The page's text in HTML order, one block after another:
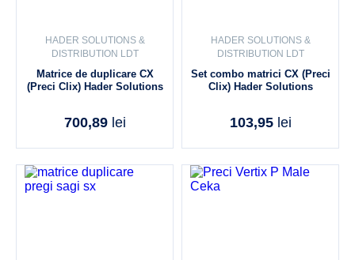
HADER SOLUTIONS &
DISTRIBUTION LDT
Matrice de duplicare CX
(Preci Clix) Hader Solutions
700,89 lei
HADER SOLUTIONS &
DISTRIBUTION LDT
Set combo matrici CX (Preci
Clix) Hader Solutions
103,95 lei